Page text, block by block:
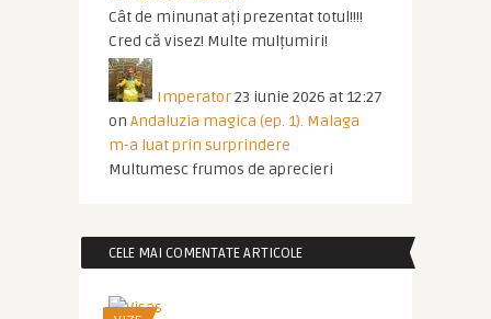
Cât de minunat ați prezentat totul!!!!
Cred că visez! Multe mulțumiri!
Imperator23 iunie 2026 at 12:27
on Andaluzia magica (ep. 1). Malaga
m-a luat prin surprindere
Multumesc frumos de aprecieri
CELE MAI COMENTATE ARTICOLE